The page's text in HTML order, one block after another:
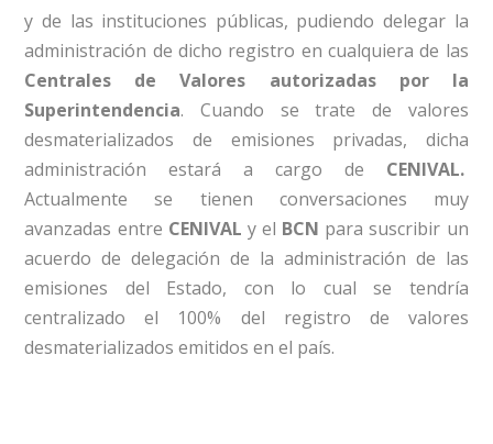
y de las instituciones públicas, pudiendo delegar la
administración de dicho registro en cualquiera de las
Centrales de Valores autorizadas por la
Superintendencia. Cuando se trate de valores
desmaterializados de emisiones privadas, dicha
administración estará a cargo de CENIVAL.
Actualmente se tienen conversaciones muy
avanzadas entre CENIVAL y el BCN para suscribir un
acuerdo de delegación de la administración de las
emisiones del Estado, con lo cual se tendría
centralizado el 100% del registro de valores
desmaterializados emitidos en el país.